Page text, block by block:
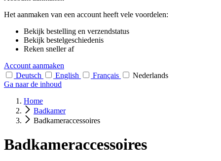
Het aanmaken van een account heeft vele voordelen:
Bekijk bestelling en verzendstatus
Bekijk bestelgeschiedenis
Reken sneller af
Account aanmaken
Deutsch
English Français
Nederlands
Ga naar de inhoud
Home
Badkamer
Badkameraccessoires
Badkameraccessoires